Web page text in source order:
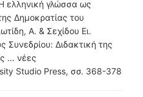
ελληνική γλώσσα ως
Δημοκρατίας του
Α. & Σεχίδου Ει.
Συνεδρίου: Διδακτική της
… νέες
Studio Press, σσ. 368-378